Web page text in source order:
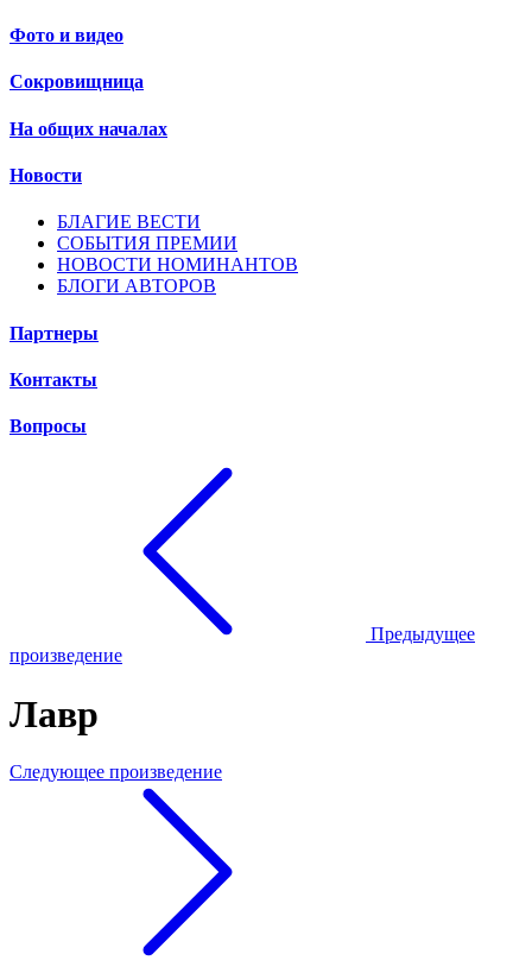
Фото и видео
Сокровищница
На общих началах
Новости
БЛАГИЕ ВЕСТИ
СОБЫТИЯ ПРЕМИИ
НОВОСТИ НОМИНАНТОВ
БЛОГИ АВТОРОВ
Партнеры
Контакты
Вопросы
Предыдущее
произведение
Лавр
Следующее произведение